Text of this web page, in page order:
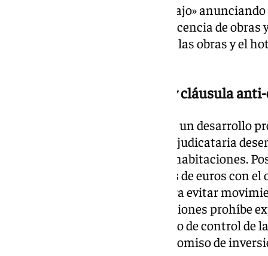
«incremento de puestos de trabajo»
empresa para darle forma a la licencia de obras
trámites que permitan avanzar las obras y el
Una inversión en dos fases y cláusula
El proyecto hotelero contempla un desarrollo
etapas. En la primera fase, la adjudicataria
para habilitar las primeras 132 habitaciones.
se elevará hasta los 40 millones de euros con
capacidad de 300 estancias. Para evitar
especulativo, el pliego de condiciones prohíbe
derecho de superficie o el cambio de control de
ejecutado y acreditado el compromiso de